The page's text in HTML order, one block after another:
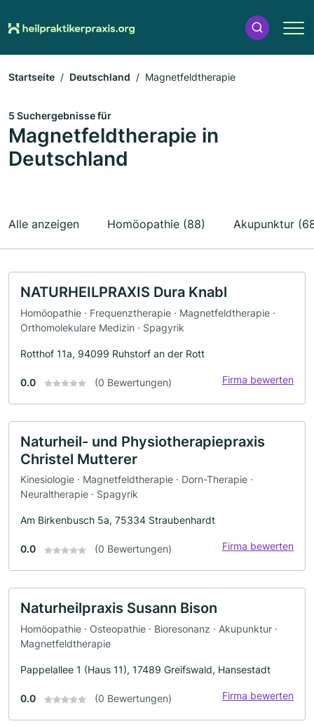
Startseite Deutschland Magnetfeldtherapie
5 Suchergebnisse für
Magnetfeldtherapie in
Deutschland
Alle anzeigen Homöopathie (88) Akupunktur
NATURHEILPRAXIS Dura Knabl
Homöopathie · Frequenztherapie · Magnetfeldtherapie ·
Orthomolekulare Medizin · Spagyrik
Rotthof 11a, 94099 Ruhstorf an der Rott
0.0 (0 Bewertungen) Firma bewerten
Naturheil- und Physiotherapiepraxis
Christel Mutterer
Kinesiologie · Magnetfeldtherapie · Dorn-Therapie ·
Neuraltherapie · Spagyrik
Am Birkenbusch 5a, 75334 Straubenhardt
0.0 (0 Bewertungen) Firma bewerten
Naturheilpraxis Susann Bison
Homöopathie · Osteopathie · Bioresonanz · Akupunktur ·
Magnetfeldtherapie
Pappelallee 1 (Haus 11), 17489 Greifswald, Hansestadt
0.0 (0 Bewertungen) Firma bewerten